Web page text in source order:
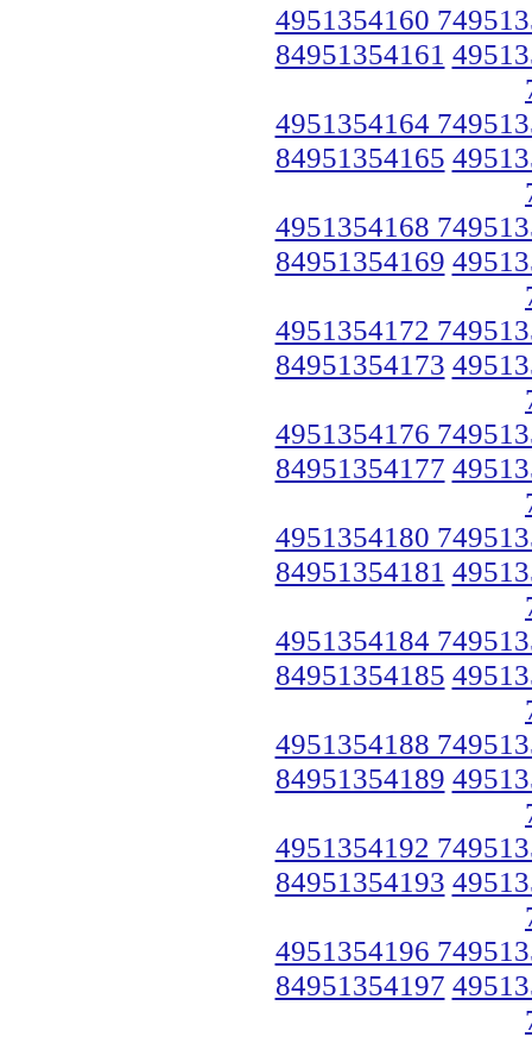
4951354160
84951354161
4951354164
84951354165
4951354168
84951354169
4951354172
84951354173
4951354176
84951354177
4951354180
84951354181
4951354184
84951354185
4951354188
84951354189
4951354192
84951354193
4951354196
84951354197